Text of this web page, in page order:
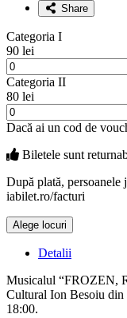
Share
Categoria I
90 lei
Categoria II
80 lei
Dacă ai un cod de
Biletele sunt
După plată,
iabilet.ro/facturi
Alege locuri
Detalii
Musicalul “FROZEN,
Cultural Ion Besoiu din
18:00.